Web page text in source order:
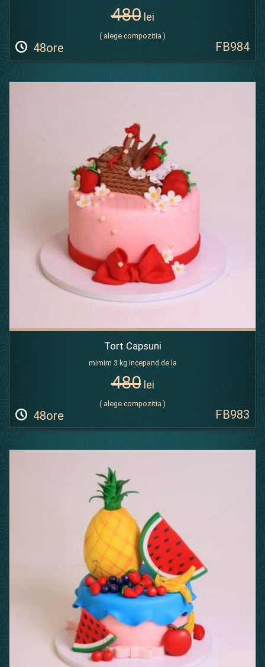
480lei
( alege compozitia )
48ore FB984
Tort Capsuni
mimim 3 kg incepand de la
480lei
( alege compozitia )
48ore FB983